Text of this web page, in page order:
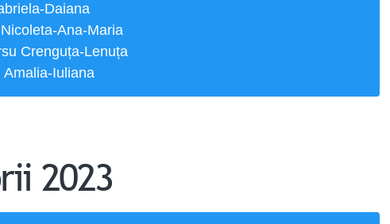
Daiana
Ana-Maria
Crenguța-Lenuța
Iuliana
2023